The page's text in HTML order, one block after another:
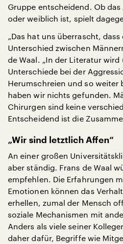
Gruppe entscheidend. Ob
oder weiblich ist, spielt
„Das hat uns überrascht, dass
Unterschied zwischen
de Waal. „In der Literatur wird
Unterschiede bei der
Herumschreien und so weiter
haben wir nichts gefunden.
Chirurgen sind keine
Entscheidend ist die
„Wir sind letztlich Affen“
An einer großen
aber ständig. Frans de Waal
empfehlen. Die Erfahrungen
Emotionen können das
erhellen, zumal der Mensch
soziale Mechanismen mit
Anders als viele seiner
daher dafür, Begriffe wie